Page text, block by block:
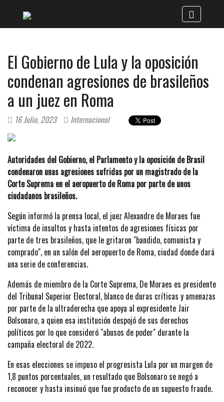
El Gobierno de Lula y la oposición
condenan agresiones de brasileños
a un juez en Roma
16 Julio, 2023 Internacional
Autoridades del Gobierno, el Parlamento y la oposición de Brasil
condenaron unas agresiones sufridas por un magistrado de la
Corte Suprema en el aeropuerto de Roma por parte de unos
ciudadanos brasileños.
Según informó la prensa local, el juez Alexandre de Moraes fue
víctima de insultos y hasta intentos de agresiones físicas por
parte de tres brasileños, que le gritaron "bandido, comunista y
comprado", en un salón del aeropuerto de Roma, ciudad donde dará
una serie de conferencias.
Además de miembro de la Corte Suprema, De Moraes es presidente
del Tribunal Superior Electoral, blanco de duras críticas y amenazas
por parte de la ultraderecha que apoya al expresidente Jair
Bolsonaro, a quien esa institución despojó de sus derechos
políticos por lo que consideró "abusos de poder" durante la
campaña electoral de 2022.
En esas elecciones se impuso el progresista Lula por un margen de
1,8 puntos porcentuales, un resultado que Bolsonaro se negó a
reconocer y hasta insinuó que fue producto de un supuesto fraude.